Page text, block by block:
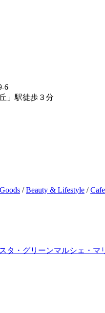
6
」駅徒歩３分
/Beauty & Lifestyle /
タ・グリーンマルシェ・